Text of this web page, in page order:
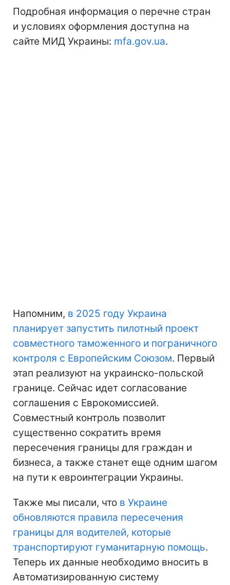
Подробная информация о перечне стран
и условиях оформления доступна на
сайте МИД Украины: mfa.gov.ua.
Напомним, в 2025 году Украина
планирует запустить пилотный проект
совместного таможенного и пограничного
контроля с Европейским Союзом. Первый
этап реализуют на украинско-польской
границе. Сейчас идет согласование
соглашения с Еврокомиссией.
Совместный контроль позволит
существенно сократить время
пересечения границы для граждан и
бизнеса, а также станет еще одним шагом
на пути к евроинтеграции Украины.
Также мы писали, что в Украине
обновляются правила пересечения
границы для водителей, которые
транспортируют гуманитарную помощь.
Теперь их данные необходимо вносить в
Автоматизированную систему